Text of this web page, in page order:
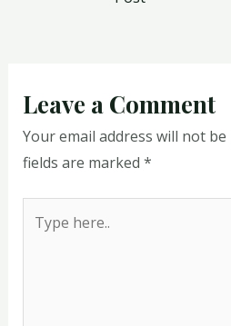
Leave a Comment
Your email address will not be
fields are marked *
here..